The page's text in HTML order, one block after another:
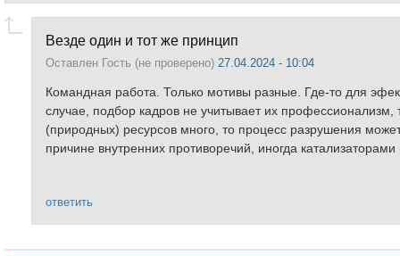
Везде один и тот же принцип
Оставлен Гость (не проверено) 27.04.2024 - 10:04
Командная работа. Только мотивы разные. Где-то для
случае, подбор кадров не учитывает их профессионализм,
(природных) ресурсов много, то процесс разрушения
причине внутренних противоречий, иногда
ответить